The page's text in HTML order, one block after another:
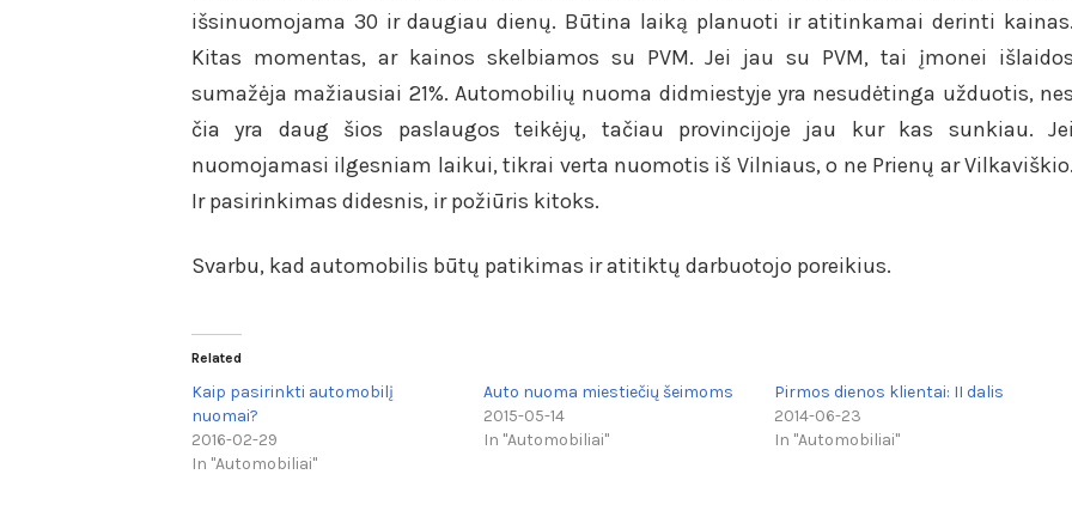
išsinuomojama 30 ir daugiau dienų. Būtina laiką planuoti ir atitinkamai derinti kainas.
Kitas momentas, ar kainos skelbiamos su PVM. Jei jau su PVM, tai įmonei išlaidos
sumažėja mažiausiai 21%. Automobilių nuoma didmiestyje yra nesudėtinga užduotis, nes
čia yra daug šios paslaugos teikėjų, tačiau provincijoje jau kur kas sunkiau. Jei
nuomojamasi ilgesniam laikui, tikrai verta nuomotis iš Vilniaus, o ne Prienų ar Vilkaviškio.
Ir pasirinkimas didesnis, ir požiūris kitoks.
Svarbu, kad automobilis būtų patikimas ir atitiktų darbuotojo poreikius.
Related
Kaip pasirinkti automobilį
nuomai?
2016-02-29
In "Automobiliai"
Auto nuoma miestiečių šeimoms
2015-05-14
In "Automobiliai"
Pirmos dienos klientai: II dalis
2014-06-23
In "Automobiliai"